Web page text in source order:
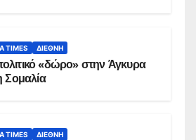
TIMES ΔΙΕΘΝΉ
«δώρο» στην Άγκυρα
Σομαλία
TIMES ΔΙΕΘΝΉ